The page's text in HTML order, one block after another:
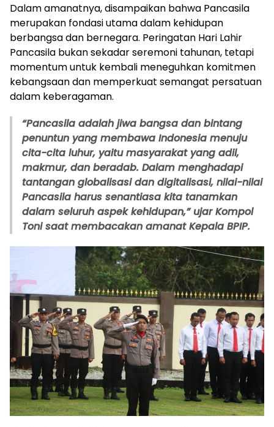
Dalam amanatnya, disampaikan bahwa Pancasila
merupakan fondasi utama dalam kehidupan
berbangsa dan bernegara. Peringatan Hari Lahir
Pancasila bukan sekadar seremoni tahunan, tetapi
momentum untuk kembali meneguhkan komitmen
kebangsaan dan memperkuat semangat persatuan
dalam keberagaman.
“Pancasila adalah jiwa bangsa dan bintang
penuntun yang membawa Indonesia menuju
cita-cita luhur, yaitu masyarakat yang adil,
makmur, dan beradab. Dalam menghadapi
tantangan globalisasi dan digitalisasi, nilai-nilai
Pancasila harus senantiasa kita tanamkan
dalam seluruh aspek kehidupan,” ujar Kompol
Toni saat membacakan amanat Kepala BPIP.